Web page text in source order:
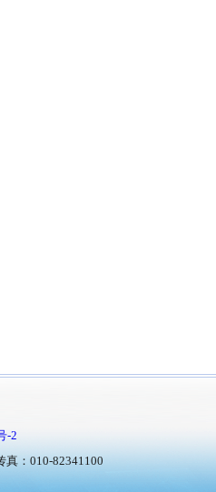
-2
：010-82341100